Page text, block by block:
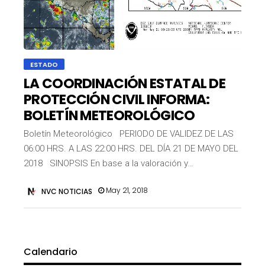
ESTADO
LA COORDINACIÓN ESTATAL DE
PROTECCIÓN CIVIL INFORMA:
BOLETÍN METEOROLÓGICO
Boletín Meteorológico PERIODO DE VALIDEZ DE LAS
06:00 HRS. A LAS 22:00 HRS. DEL DÍA 21 DE MAYO DEL
2018 SINOPSIS En base a la valoración y…
NVC NOTICIAS May 21, 2018
Calendario